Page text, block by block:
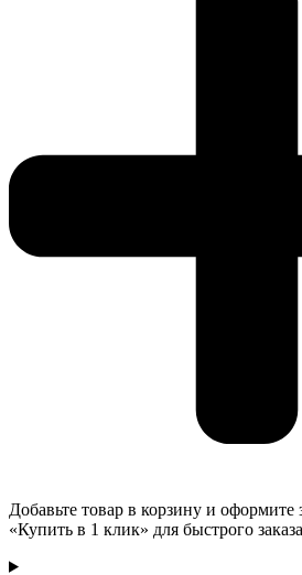
Добавьте товар в корзину и оформите
«Купить в 1 клик» для быстрого